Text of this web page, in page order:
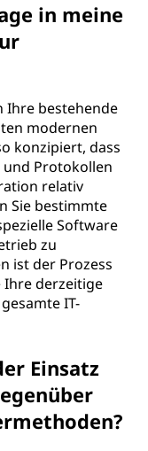
in meine
Ihre bestehende
modernen
konzipiert, dass
Protokollen
relativ
Sie bestimmte
Software
zu
ist der Prozess
Ihre derzeitige
IT-
Einsatz